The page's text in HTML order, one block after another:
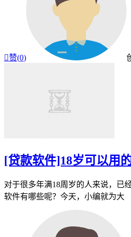
赞(0)
[贷款软件]18岁可以用
对于很多年满18周岁的人来说，已
软件有哪些呢？今天，小编就为大